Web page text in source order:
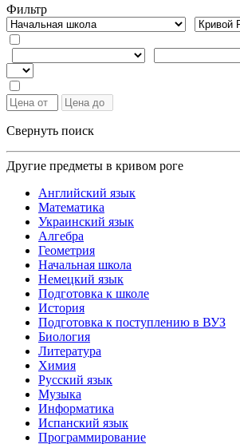
Фильтр
Свернуть поиск
Другие предметы в кривом роге
Английский язык
Математика
Украинский язык
Алгебра
Геометрия
Начальная школа
Немецкий язык
Подготовка к школе
История
Подготовка к поступлению в ВУЗ
Биология
Литература
Химия
Русский язык
Музыка
Информатика
Испанский язык
Программирование